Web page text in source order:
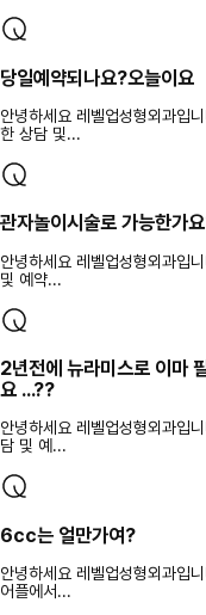
당일예약되나요?오늘이요
안녕하세요 레벨업성형외과입
한 상담 및...
관자놀이시술로 가능한가
안녕하세요 레벨업성형외과입
및 예약...
2년전에 뉴라미스로 이마
요 ...??
안녕하세요 레벨업성형외과입
담 및 예...
6cc는 얼만가여?
안녕하세요 레벨업성형외과입
어플에서...